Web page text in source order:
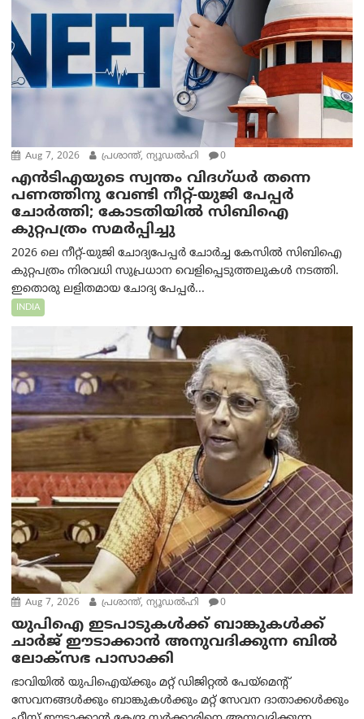
Aug 7, 2026 പ്രശാന്ത്, ന്യൂഡല്‍ഹി 0
എൻ‌ടി‌എയുടെ സ്വന്തം വിദഗ്ധർ തന്നെ
പണത്തിനു വേണ്ടി നീറ്റ്-യു‌ജി പേപ്പർ
ചോർത്തി; കോടതിയില്‍ സിബിഐ
കുറ്റപത്രം സമര്‍പ്പിച്ചു
2026 ലെ നീറ്റ്-യുജി ചോദ്യപേപ്പർ ചോർച്ച കേസിൽ സിബിഐ
കുറ്റപത്രം നിരവധി സുപ്രധാന വെളിപ്പെടുത്തലുകൾ നടത്തി.
ഇതൊരു ലളിതമായ ചോദ്യ പേപ്പർ...
INDIA
Aug 7, 2026 പ്രശാന്ത്, ന്യൂഡല്‍ഹി 0
യുപിഐ ഇടപാടുകൾക്ക് ബാങ്കുകൾക്ക്
ചാർജ് ഈടാക്കാൻ അനുവദിക്കുന്ന ബിൽ
ലോക്‌സഭ പാസാക്കി
ഭാവിയിൽ യുപിഐയ്ക്കും മറ്റ് ഡിജിറ്റൽ പേയ്‌മെന്റ്
സേവനങ്ങൾക്കും ബാങ്കുകൾക്കും മറ്റ് സേവന ദാതാക്കൾക്കും